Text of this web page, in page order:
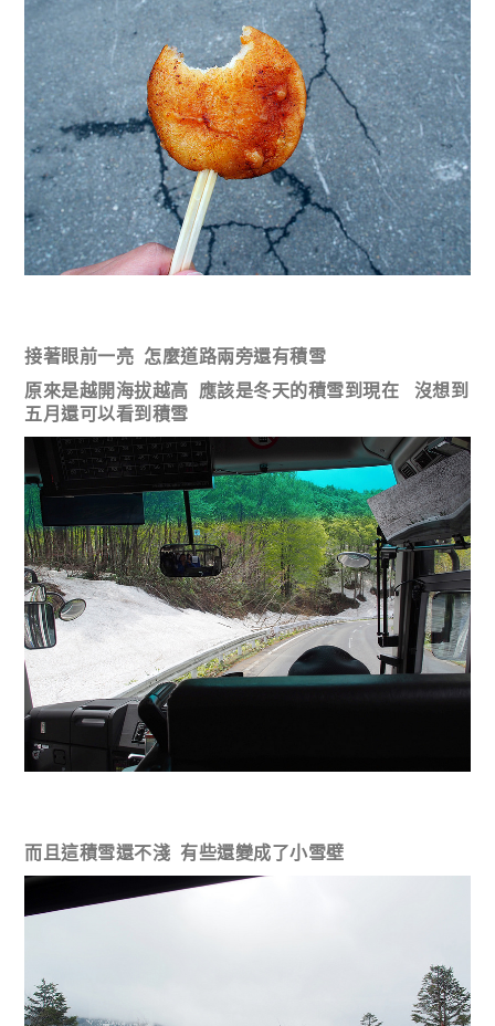
接著眼前一亮 怎麼道路兩旁還有積雪
原來是越開海拔越高 應該是冬天的積雪到現在 沒想到
五月還可以看到積雪
而且這積雪還不淺 有些還變成了小雪壁